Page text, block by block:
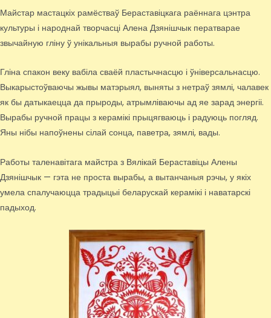
Майстар мастацкіх рамёстваў Бераставіцкага раённага цэнтра
культуры і народнай творчасці Алена Дзянішчык ператварае
звычайную гліну ў унікальныя вырабы ручной работы.
Гліна спакон веку вабіла сваёй пластычнасцю і ўніверсальнасцю.
Выкарыстоўваючы жывы матэрыял, выняты з нетраў зямлі, чалавек
як бы датыкаецца да прыроды, атрымліваючы ад яе зарад энергіі.
Вырабы ручной працы з керамікі прыцягваюць і радуюць погляд.
Яны нібы напоўнены сілай сонца, паветра, зямлі, вады.
Работы таленавітага майстра з Вялікай Бераставіцы Алены
Дзянішчык — гэта не проста вырабы, а вытанчаныя рэчы, у якіх
умела спалучаюцца традыцыі беларускай керамікі і наватарскі
падыход.